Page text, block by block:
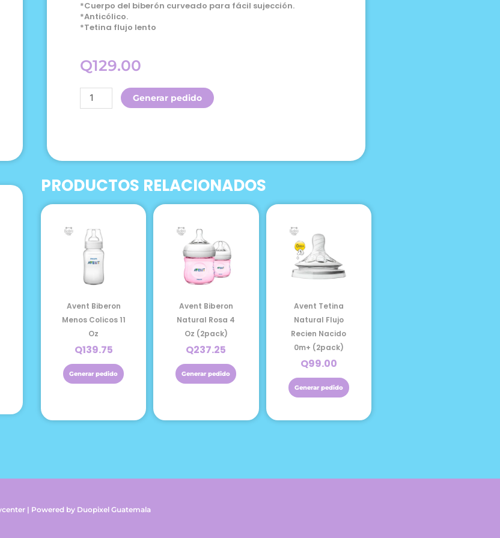
*Cuerpo del biberón curveado para fácil sujección.
*Anticólico.
*Tetina flujo lento
Q129.00
Avent
Biberon
9
cantidad
Generar pedido
PRODUCTOS RELACIONADOS
Avent Biberon
Menos Colicos 11
Oz
Q139.75
Generar pedido
Avent Biberon
Natural Rosa 4
Oz (2pack)
Q237.25
Generar pedido
Avent Tetina
Natural Flujo
Recien Nacido
0m+ (2pack)
Q99.00
Generar pedido
| Powered by Duopixel Guatemala